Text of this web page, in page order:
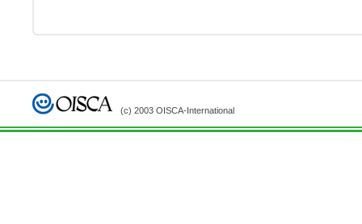
(c) 2003 OISCA-International